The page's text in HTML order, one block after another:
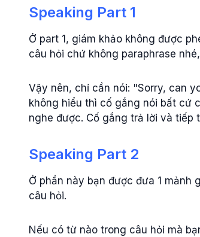
Speaking Part 1
Ở part 1, giám khảo không được
câu hỏi chứ không paraphrase
Vậy nên, chỉ cần nói: "Sorry, can
không hiểu thì cố gắng nói bất cứ
nghe được. Cố gắng trả lời và tiếp
Speaking Part 2
Ở phần này bạn được đưa 1
câu hỏi.
Nếu có từ nào trong câu hỏi mà